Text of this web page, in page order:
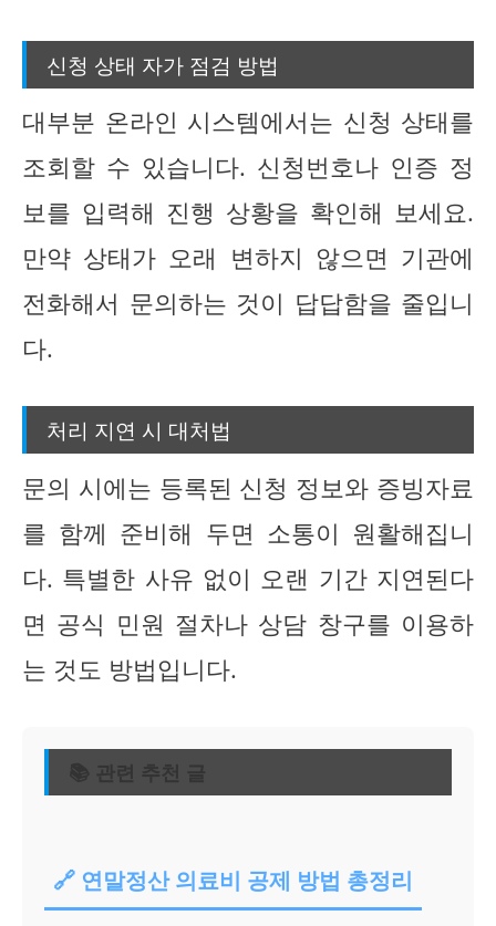
신청 상태 자가 점검 방법
대부분 온라인 시스템에서는 신청 상태를
조회할 수 있습니다. 신청번호나 인증 정
보를 입력해 진행 상황을 확인해 보세요.
만약 상태가 오래 변하지 않으면 기관에
전화해서 문의하는 것이 답답함을 줄입니
다.
처리 지연 시 대처법
문의 시에는 등록된 신청 정보와 증빙자료
를 함께 준비해 두면 소통이 원활해집니
다. 특별한 사유 없이 오랜 기간 지연된다
면 공식 민원 절차나 상담 창구를 이용하
는 것도 방법입니다.
📚 관련 추천 글
🔗 연말정산 의료비 공제 방법 총정리